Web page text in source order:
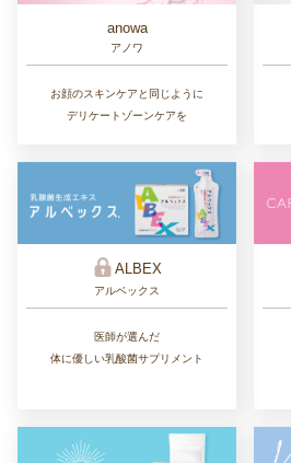
anowa
アノワ
お顔のスキンケアと同じように
デリケートゾーンケアを
ALBEX
アルベックス
医師が選んだ
体に優しい乳酸菌サプリメント